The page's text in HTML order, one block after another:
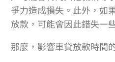
爭力造成損失。此外，如
放款，可能會因此錯失一
那麼，影響車貸放款時間